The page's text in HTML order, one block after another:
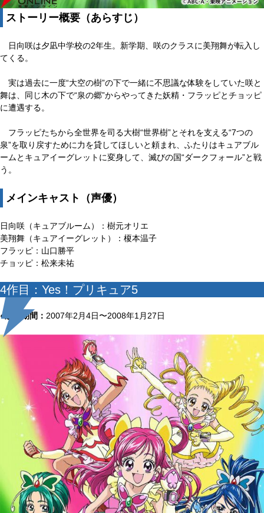
ストーリー概要（あらすじ）
日向咲は夕凪中学校の2年生。新学期、咲のクラスに美翔舞が転入し
てくる。
実は過去に一度“大空の樹”の下で一緒に不思議な体験をしていた咲と
舞は、同じ木の下で“泉の郷”からやってきた妖精・フラッピとチョッピ
に遭遇する。
フラッピたちから全世界を司る大樹“世界樹”とそれを支える“7つの
泉”を取り戻すために力を貸してほしいと頼まれ、ふたりはキュアブル
ームとキュアイーグレットに変身して、滅びの国“ダークフォール”と戦
う。
メインキャスト（声優）
日向咲（キュアブルーム）：樹元オリエ
美翔舞（キュアイーグレット）：榎本温子
フラッピ：山口勝平
チョッピ：松来未祐
4作目：Yes！プリキュア5
●放送期間： 2007年2月4日〜2008年1月27日